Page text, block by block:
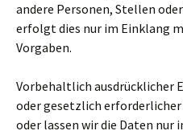
andere Personen, Stellen
erfolgt dies nur im Einklang
Vorgaben.
Vorbehaltlich ausdrücklicher
oder gesetzlich
oder lassen wir die Daten